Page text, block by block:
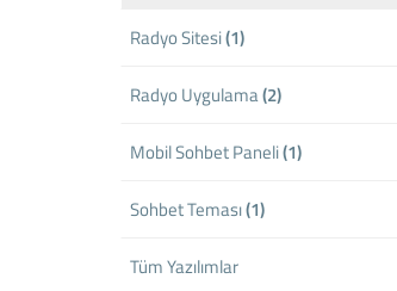
Radyo Sitesi(1)
Radyo Uygulama(2)
Mobil Sohbet Paneli(1)
Sohbet Teması(1)
Tüm Yazılımlar